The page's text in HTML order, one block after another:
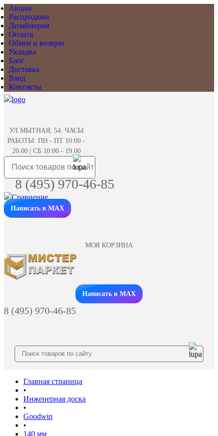
Акции
Распродажи
Дизайнерам
Оплата
Обмен и возврат
Укладка
Блог
Доставка
Вход
Контакты
УЛ.МЫТНАЯ, 54. ЧАСЫ
РАБОТЫ: ПН - ПТ 10:00 -
20.00 | СБ 10:00 - 19.00
8 (495) 970-46-85
Написать в MAX
МОЯ КОРЗИНА
Заказать звонок
Написать в MAX
8 (495) 970-46-85
Главная страница
•
Инженерная доска
•
Goodwin
•
140 мм